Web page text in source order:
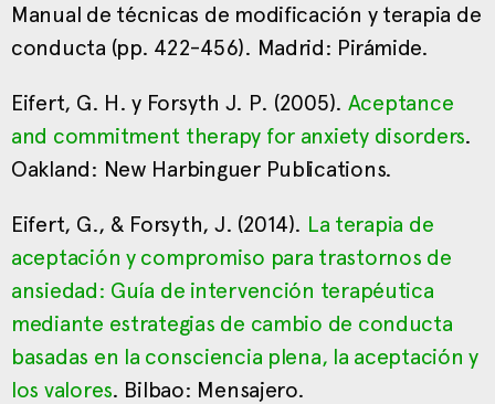
Manual de técnicas de modificación y terapia de
conducta (pp. 422-456). Madrid: Pirámide.
Eifert, G. H. y Forsyth J. P. (2005). Aceptance
and commitment therapy for anxiety disorders.
Oakland: New Harbinguer Publications.
Eifert, G., & Forsyth, J. (2014). La terapia de
aceptación y compromiso para trastornos de
ansiedad: Guía de intervención terapéutica
mediante estrategias de cambio de conducta
basadas en la consciencia plena, la aceptación y
los valores. Bilbao: Mensajero.